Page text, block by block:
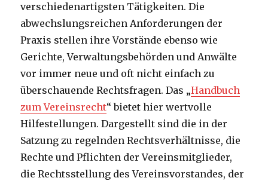
verschiedenartigsten Tätigkeiten. Die
abwechslungsreichen Anforderungen der
Praxis stellen ihre Vorstände ebenso wie
Gerichte, Verwaltungsbehörden und Anwälte
vor immer neue und oft nicht einfach zu
überschauende Rechtsfragen. Das „Handbuch
zum Vereinsrecht“ bietet hier wertvolle
Hilfestellungen. Dargestellt sind die in der
Satzung zu regelnden Rechtsverhältnisse, die
Rechte und Pflichten der Vereinsmitglieder,
die Rechtsstellung des Vereinsvorstandes, der